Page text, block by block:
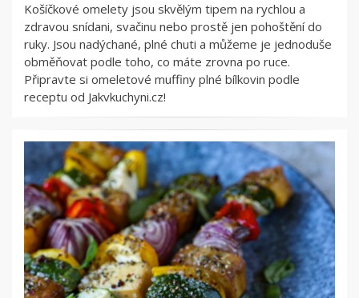
Košíčkové omelety jsou skvělým tipem na rychlou a
zdravou snídani, svačinu nebo prostě jen pohoštění do
ruky. Jsou nadýchané, plné chuti a můžeme je jednoduše
obměňovat podle toho, co máte zrovna po ruce.
Připravte si omeletové muffiny plné bílkovin podle
receptu od Jakvkuchyni.cz!